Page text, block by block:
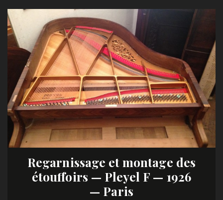
Regarnissage et montage des
étouffoirs — Pleyel F — 1926
— Paris